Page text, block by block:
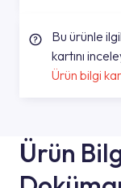
Bu ürünle
kartını
Ürün bilgi
Ürün